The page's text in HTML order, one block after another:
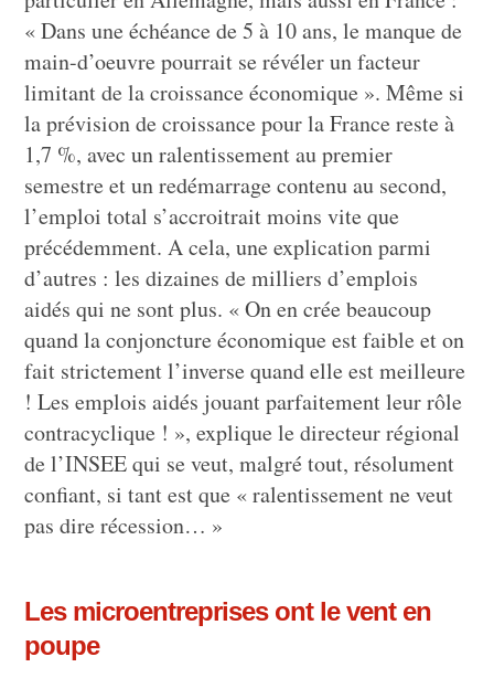
« Dans une échéance de 5 à 10 ans, le manque de
main-d’oeuvre pourrait se révéler un facteur
limitant de la croissance économique ». Même si
la prévision de croissance pour la France reste à
1,7 %, avec un ralentissement au premier
semestre et un redémarrage contenu au second,
l’emploi total s’accroitrait moins vite que
précédemment. A cela, une explication parmi
d’autres : les dizaines de milliers d’emplois
aidés qui ne sont plus. « On en crée beaucoup
quand la conjoncture économique est faible et on
fait strictement l’inverse quand elle est meilleure
! Les emplois aidés jouant parfaitement leur rôle
contracyclique ! », explique le directeur régional
de l’INSEE qui se veut, malgré tout, résolument
confiant, si tant est que « ralentissement ne veut
pas dire récession… »
Les microentreprises ont le vent en
poupe